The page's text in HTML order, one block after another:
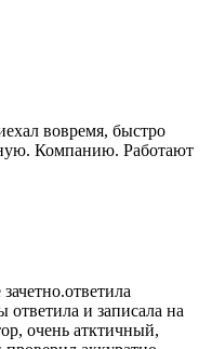
вовремя, быстро
Компанию. Работают
и записала на
очень атктичный,